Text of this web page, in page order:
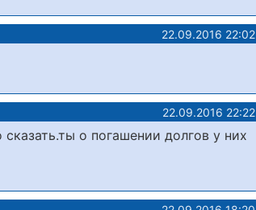
22.09.2016 22:02
22.09.2016 22:22
о погашении долгов у них